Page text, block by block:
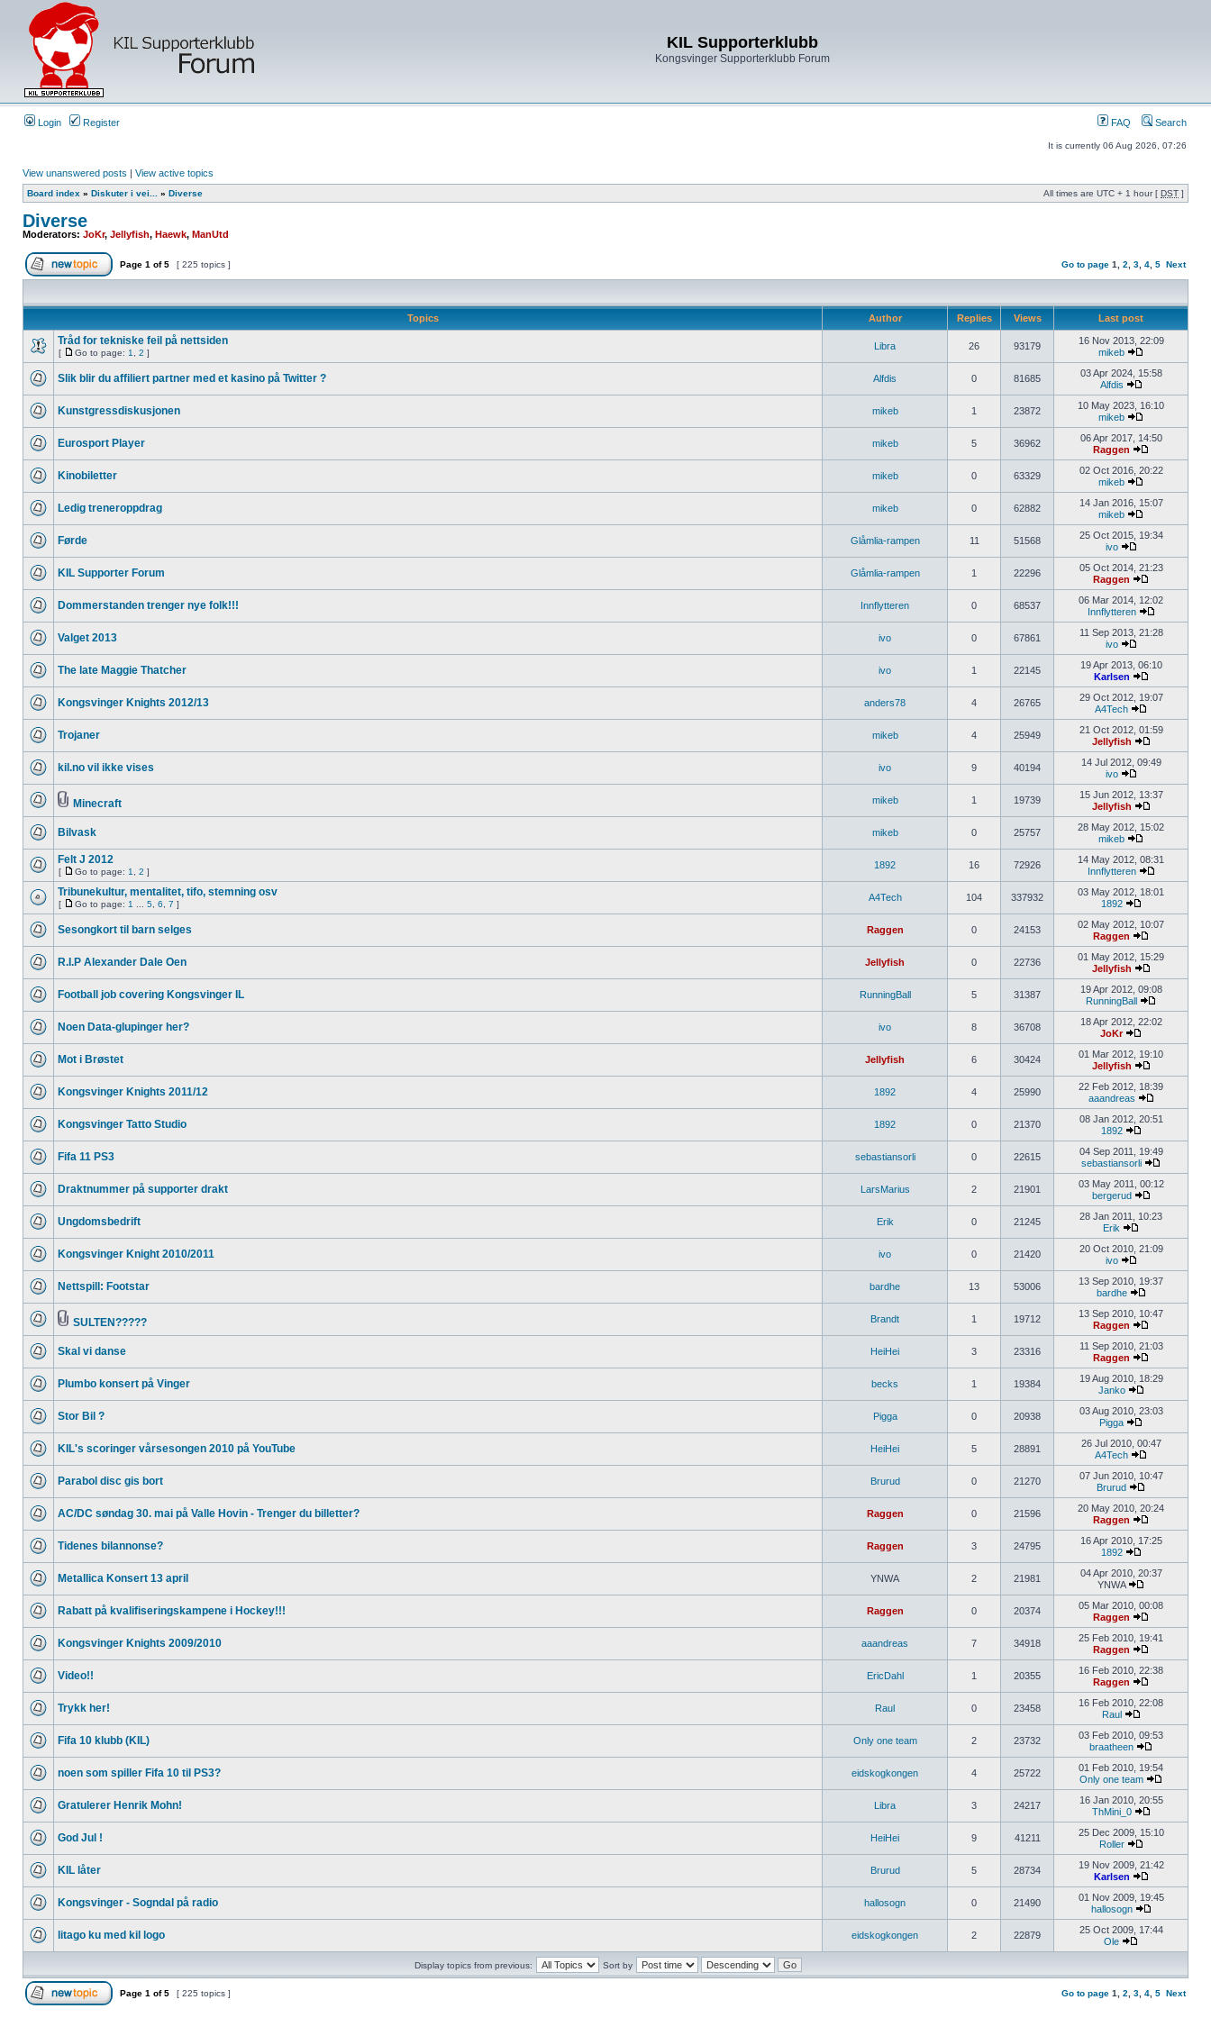
KIL Supporterklubb
Kongsvinger Supporterklubb Forum
Login Register FAQ Search
It is currently 06 Aug 2026, 07:26
View unanswered posts | View active topics
Board index » Diskuter i vei... » Diverse All times are UTC + 1 hour [ DST ]
Diverse
Moderators: JoKr, Jellyfish, Haewk, ManUtd
Page 1 of5 [ 225 topics ] Go to page 1 2 3 4 5 Next
Topics Author Replies Views Last post
Tråd for tekniske feil på nettsiden
[ Go to page: 1 2 ]
Libra 26 93179
16 Nov 2013, 22:09
mikeb
Slik blir du affiliert partner med et kasino på Twitter ? Alfdis 0 81685
03 Apr 2024, 15:58
Alfdis
Kunstgressdiskusjonen mikeb 1 23872
10 May 2023, 16:10
mikeb
Eurosport Player mikeb 5 36962
06 Apr 2017, 14:50
Raggen
Kinobiletter mikeb 0 63329
02 Oct 2016, 20:22
mikeb
Ledig treneroppdrag mikeb 0 62882
14 Jan 2016, 15:07
mikeb
Førde Glåmlia-rampen 11 51568
25 Oct 2015, 19:34
ivo
KIL Supporter Forum Glåmlia-rampen 1 22296
05 Oct 2014, 21:23
Raggen
Dommerstanden trenger nye folk!!! Innflytteren 0 68537
06 Mar 2014, 12:02
Innflytteren
Valget 2013 ivo 0 67861
11 Sep 2013, 21:28
ivo
The late Maggie Thatcher ivo 1 22145
19 Apr 2013, 06:10
Karlsen
Kongsvinger Knights 2012/13 anders78 4 26765
29 Oct 2012, 19:07
A4Tech
Trojaner mikeb 4 25949
21 Oct 2012, 01:59
Jellyfish
kil.no vil ikke vises ivo 9 40194
14 Jul 2012, 09:49
ivo
Minecraft mikeb 1 19739
15 Jun 2012, 13:37
Jellyfish
Bilvask mikeb 0 25757
28 May 2012, 15:02
mikeb
Felt J 2012
[ Go to page: 1 2 ]
1892 16 72926
14 May 2012, 08:31
Innflytteren
Tribunekultur, mentalitet, tifo, stemning osv
[ Go to page: 1 5 6 7 ]
A4Tech 104 337932
03 May 2012, 18:01
1892
Sesongkort til barn selges Raggen 0 24153
02 May 2012, 10:07
Raggen
R.I.P Alexander Dale Oen Jellyfish 0 22736
01 May 2012, 15:29
Jellyfish
Football job covering Kongsvinger IL RunningBall 5 31387
19 Apr 2012, 09:08
RunningBall
Noen Data-glupinger her? ivo 8 36708
18 Apr 2012, 22:02
JoKr
Mot i Brøstet Jellyfish 6 30424
01 Mar 2012, 19:10
Jellyfish
Kongsvinger Knights 2011/12 1892 4 25990
22 Feb 2012, 18:39
aaandreas
Kongsvinger Tatto Studio 1892 0 21370
08 Jan 2012, 20:51
1892
Fifa 11 PS3 sebastiansorli 0 22615
04 Sep 2011, 19:49
sebastiansorli
Draktnummer på supporter drakt LarsMarius 2 21901
03 May 2011, 00:12
bergerud
Ungdomsbedrift Erik 0 21245
28 Jan 2011, 10:23
Erik
Kongsvinger Knight 2010/2011 ivo 0 21420
20 Oct 2010, 21:09
ivo
Nettspill: Footstar bardhe 13 53006
13 Sep 2010, 19:37
bardhe
SULTEN????? Brandt 1 19712
13 Sep 2010, 10:47
Raggen
Skal vi danse HeiHei 3 23316
11 Sep 2010, 21:03
Raggen
Plumbo konsert på Vinger becks 1 19384
19 Aug 2010, 18:29
Janko
Stor Bil ? Pigga 0 20938
03 Aug 2010, 23:03
Pigga
KIL's scoringer vårsesongen 2010 på YouTube HeiHei 5 28891
26 Jul 2010, 00:47
A4Tech
Parabol disc gis bort Brurud 0 21270
07 Jun 2010, 10:47
Brurud
AC/DC søndag 30. mai på Valle Hovin - Trenger du billetter? Raggen 0 21596
20 May 2010, 20:24
Raggen
Tidenes bilannonse? Raggen 3 24795
16 Apr 2010, 17:25
1892
Metallica Konsert 13 april YNWA 2 21981
04 Apr 2010, 20:37
YNWA
Rabatt på kvalifiseringskampene i Hockey!!! Raggen 0 20374
05 Mar 2010, 00:08
Raggen
Kongsvinger Knights 2009/2010 aaandreas 7 34918
25 Feb 2010, 19:41
Raggen
Video!! EricDahl 1 20355
16 Feb 2010, 22:38
Raggen
Trykk her! Raul 0 23458
16 Feb 2010, 22:08
Raul
Fifa 10 klubb (KIL) Only one team 2 23732
03 Feb 2010, 09:53
braatheen
noen som spiller Fifa 10 til PS3? eidskogkongen 4 25722
01 Feb 2010, 19:54
Only one team
Gratulerer Henrik Mohn! Libra 3 24217
16 Jan 2010, 20:55
ThMini_0
God Jul ! HeiHei 9 41211
25 Dec 2009, 15:10
Roller
KIL låter Brurud 5 28734
19 Nov 2009, 21:42
Karlsen
Kongsvinger - Sogndal på radio hallosogn 0 21490
01 Nov 2009, 19:45
hallosogn
litago ku med kil logo eidskogkongen 2 22879
25 Oct 2009, 17:44
Ole
Display topics from previous: Sort by
Page 1 of5 [ 225 topics ] Go to page 1 2 3 4 5 Next